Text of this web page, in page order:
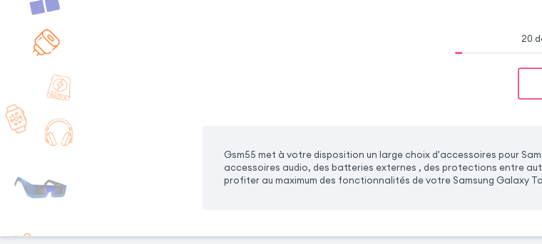
20
Gsm55 met à votre disposition un large choix d'accessoires pour
accessoires audio, des batteries externes , des protections entre
profiter au maximum des fonctionnalités de votre Samsung Galaxy